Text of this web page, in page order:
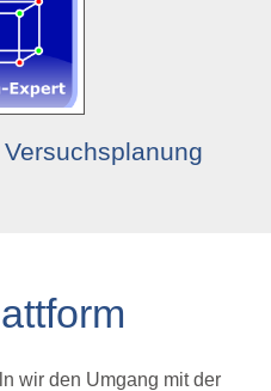
wir den Umgang mit der